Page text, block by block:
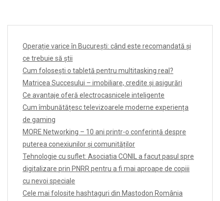
Operație varice în București: când este recomandată și
ce trebuie să știi
Cum folosești o tabletă pentru multitasking real?
Matricea Succesului – imobiliare, credite și asigurări
Ce avantaje oferă electrocasnicele inteligente
Cum îmbunătățesc televizoarele moderne experiența
de gaming
MORE Networking – 10 ani printr-o conferință despre
puterea conexiunilor și comunităților
Tehnologie cu suflet: Asociatia CONIL a facut pasul spre
digitalizare prin PNRR pentru a fi mai aproape de copiii
cu nevoi speciale
Cele mai folosite hashtaguri din Mastodon România